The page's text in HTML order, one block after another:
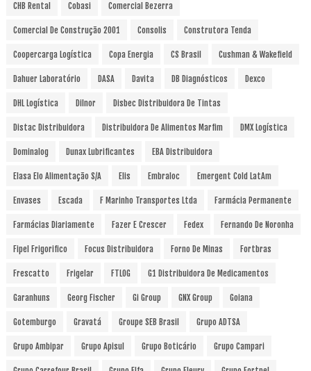
CHB Rental Cobasi Comercial Bezerra
Comercial De Construção 2001 Consolis Construtora Tenda
Coopercarga Logística Copa Energia CS Brasil Cushman & Wakefield
Dahuer Laboratório DASA Davita DB Diagnósticos Dexco
DHL Logística Dilnor Disbec Distribuidora De Tintas
Distac Distribuidora Distribuidora De Alimentos Marfim DMX Logística
Dominalog Dunax Lubrificantes EBA Distribuidora
Elasa Elo Alimentação S/A Elis Embraloc Emergent Cold LatAm
Envases Escada F Marinho Transportes Ltda Farmácia Permanente
Farmácias Diariamente Fazer E Crescer Fedex Fernando De Noronha
Fipel Frigorifico Focus Distribuidora Forno De Minas Fortbras
Frescatto Frigelar FTLOG G1 Distribuidora De Medicamentos
Garanhuns Georg Fischer Gi Group GNX Group Goiana
Gotemburgo Gravatá Groupe SEB Brasil Grupo ADTSA
Grupo Ambipar Grupo Apisul Grupo Boticário Grupo Campari